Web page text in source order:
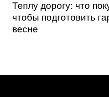
Теплу дорогу: что
чтобы подготовить
весне